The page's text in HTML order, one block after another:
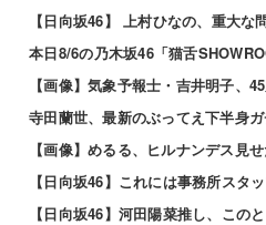
【日向坂46】 上村ひなの、重大な
本日8/6の乃木坂46「猫舌
寺田蘭世、最新のぶってえ下半身
【画像】めるる、ヒルナンデス見
【日向坂46】これには事務所スタ
【日向坂46】河田陽菜推し、この